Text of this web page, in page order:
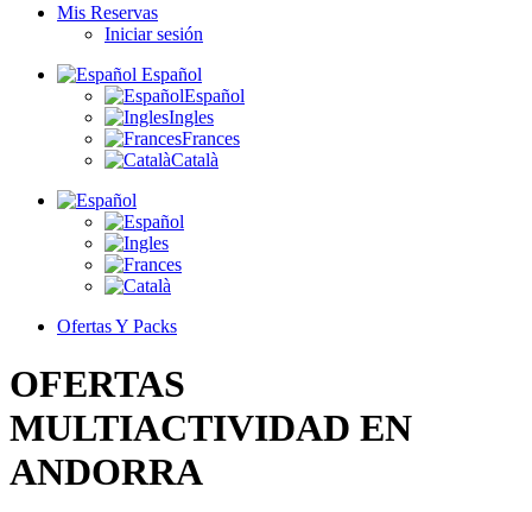
Mis Reservas
Iniciar sesión
Español
Español
Ingles
Frances
Català
Ofertas Y Packs
OFERTAS
MULTIACTIVIDAD EN
ANDORRA